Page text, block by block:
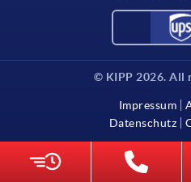
© KIPP 2026. All
Impressum
Datenschutz